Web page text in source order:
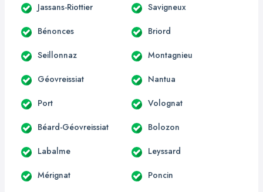
Jassans-Riottier Savigneux
Bénonces Briord
Seillonnaz Montagnieu
Géovreissiat Nantua
Port Volognat
Béard-Géovreissiat Bolozon
Labalme Leyssard
Mérignat Poncin